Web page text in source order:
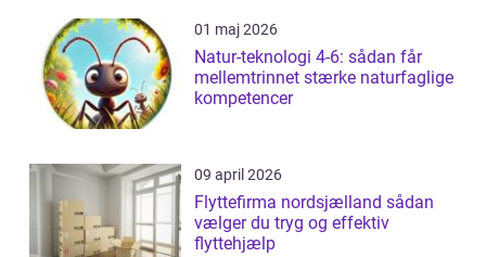
01 maj 2026
Natur-teknologi 4-6: sådan får
mellemtrinnet stærke naturfaglige
kompetencer
09 april 2026
Flyttefirma nordsjælland sådan
vælger du tryg og effektiv
flyttehjælp